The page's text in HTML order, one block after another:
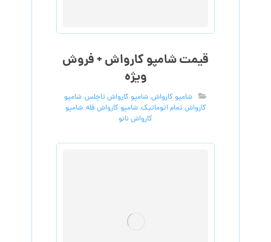
قیمت شامپو کارواش + فروش
ویژه
شامپو کارواش,شامپو کارواش تاچلس,شامپو
کارواش تمام اتوماتیک,شامپو کارواش فله,شامپو
کارواش نانو